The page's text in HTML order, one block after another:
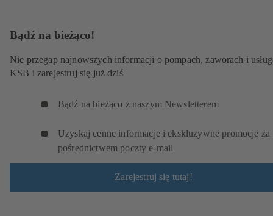
Bądź na bieżąco!
Nie przegap najnowszych informacji o pompach, zaworach i
KSB i zarejestruj się już dziś
Bądź na bieżąco z naszym Newsletterem
Uzyskaj cenne informacje i ekskluzywne promocje za
pośrednictwem poczty e-mail
Zarejestruj się tutaj!